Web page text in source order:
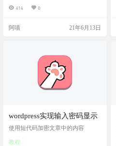
414 0
阿喵 21年6月13日
wordpress实现输入密码显示
使用短代码加密文章中的内容
教程